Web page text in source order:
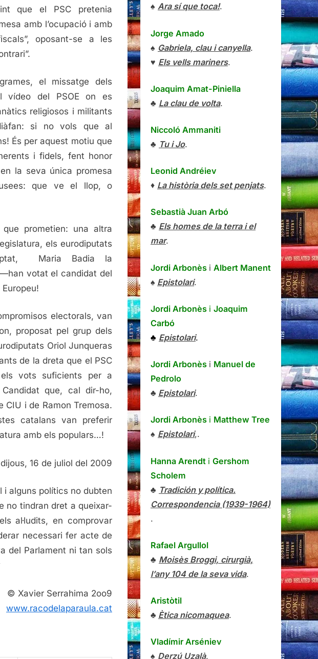
que el PSC pretenia
amb l’ocupació i amb
oposant-se a les
el missatge dels
vídeo del PSOE on es
religiosos i militants
si no vols que al
És per aquest motiu que
i fidels, fent honor
la seva única promesa
que ve el llop, o
prometien: una altra
els eurodiputats
Maria Badia la
votat el candidat del
electorals, van
proposat pel grup dels
Oriol Junqueras
de la dreta que el PSC
vots suficients per a
Candidat que, cal dir-ho,
i de Ramon Tremosa.
catalans van preferir
amb els populars…!
dijous, 16 de juliol del 2009
i alguns polítics no dubten
no tindran dret a queixar-
al·ludits, en comprovar
necessari fer acte de
del Parlament ni tan sols
© Xavier Serrahima 2oo9
www.racodelaparaula.cat
♠ Ara sí que toca!.
Jorge Amado
♠ Gabriela, clau i canyella.
♥ Els vells mariners.
Joaquim Amat-Piniella
♣ La clau de volta.
Niccoló Ammaniti
♣ Tu i Jo.
Leonid Andréiev
♦ La història dels set penjats.
Sebastià Juan Arbó
♣ Els homes de la terra i el
mar.
Jordi Arbonès i Albert Manent
♠ Epistolari.
Jordi Arbonès i Joaquim
Carbó
♣ Epistolari.
Jordi Arbonès i Manuel de
Pedrolo
♣ Epistolari.
Jordi Arbonès i Matthew Tree
♠ Epistolari,.
Hanna Arendt i Gershom
Scholem
♣ Tradición y política.
Correspondencia (1939-1964)
.
Rafael Argullol
♣ Moisès Broggi, cirurgià,
l’any 104 de la seva vida.
Aristòtil
♣ Ètica nicomaquea.
Vladímir Arséniev
♠ Derzú Uzalà.